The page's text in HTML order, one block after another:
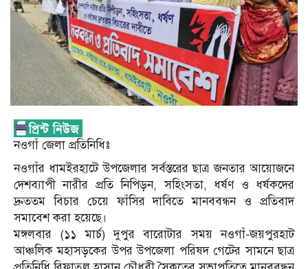
নওগাঁ জেলা প্রতিনিধিঃ
নওগাঁর ধামইরহাটে উপজেলার সর্বস্তরের ছাত্র জনতার আয়োজনে
দেশব্যাপী নারীর প্রতি নিপিড়ন, সহিংসতা, ধর্ষণ ও ধর্ষকদের
দ্রুততম বিচার চেয়ে ফাঁসির দাবিতে মানববন্ধন ও প্রতিবাদ
সমাবেশ করা হয়েছে।
মঙ্গলবার (১১ মার্চ) দুপুর বারোটার সময় নওগাঁ-জয়পুরহাট
আঞ্চলিক মহাসড়কের উপর উপজেলা পরিষদ গেটের সামনে ছাত্র